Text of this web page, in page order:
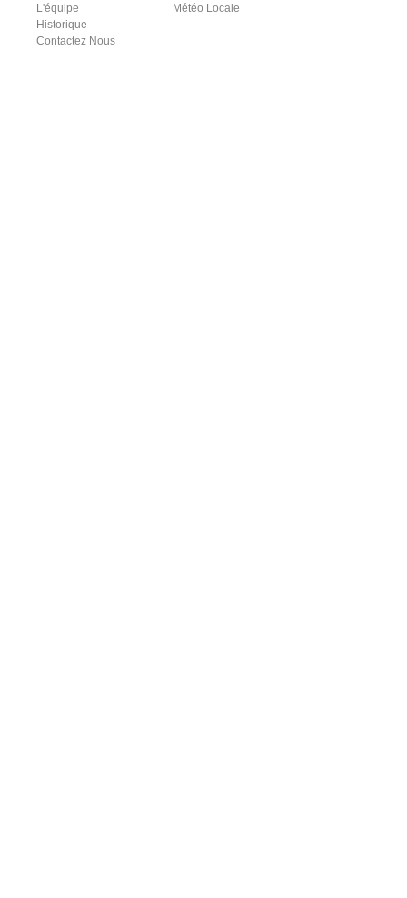
L'équipe
Historique
Contactez Nous
Météo Locale